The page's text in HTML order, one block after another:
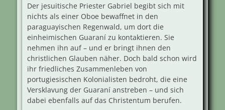
Der jesuitische Priester Gabriel begibt sich mit
nichts als einer Oboe bewaffnet in den
paraguayischen Regenwald, um dort die
einheimischen Guaraní zu kontaktieren. Sie
nehmen ihn auf – und er bringt ihnen den
christlichen Glauben näher. Doch bald schon wird
ihr friedliches Zusammenleben von
portugiesischen Kolonialisten bedroht, die eine
Versklavung der Guaraní anstreben – und sich
dabei ebenfalls auf das Christentum berufen.